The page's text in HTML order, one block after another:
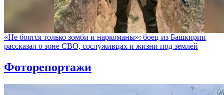
«Не боятся только зомби и наркоманы»: боец из Башкирии
рассказал о зоне СВО, сослуживцах и жизни под землей
Фоторепортажи